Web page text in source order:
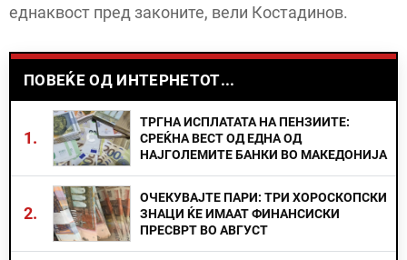
еднаквост пред законите, вели Костадинов.
ПОВЕЌЕ ОД ИНТЕРНЕТОТ...
1.
ТРГНА ИСПЛАТАТА НА ПЕНЗИИТЕ:
СРЕЌНА ВЕСТ ОД ЕДНА ОД
НАЈГОЛЕМИТЕ БАНКИ ВО МАКЕДОНИЈА
2.
ОЧЕКУВАЈТЕ ПАРИ: ТРИ ХОРОСКОПСКИ
ЗНАЦИ ЌЕ ИМААТ ФИНАНСИСКИ
ПРЕСВРТ ВО АВГУСТ